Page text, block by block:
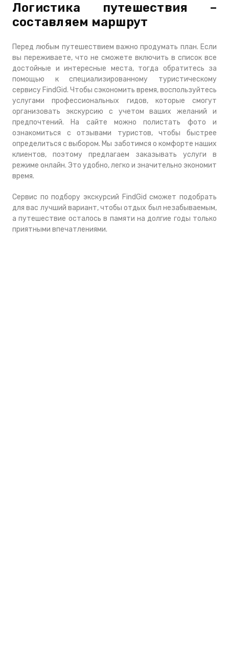
Логистика путешествия –
составляем маршрут
Перед любым путешествием важно продумать план. Если
вы переживаете, что не сможете включить в список все
достойные и интересные места, тогда обратитесь за
помощью к специализированному туристическому
сервису FindGid. Чтобы сэкономить время, воспользуйтесь
услугами профессиональных гидов, которые смогут
организовать экскурсию с учетом ваших желаний и
предпочтений. На сайте можно полистать фото и
ознакомиться с отзывами туристов, чтобы быстрее
определиться с выбором. Мы заботимся о комфорте наших
клиентов, поэтому предлагаем заказывать услуги в
режиме онлайн. Это удобно, легко и значительно экономит
время.
Сервис по подбору экскурсий FindGid сможет подобрать
для вас лучший вариант, чтобы отдых был незабываемым,
а путешествие осталось в памяти на долгие годы только
приятными впечатлениями.